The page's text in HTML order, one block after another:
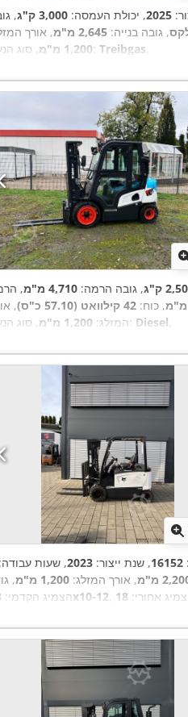
2025, יכולת העמסה: 3,000 ק"ג
,
, גובה בנייה: 2,645 מ"מ
, אורך
1,200 מ"מ, סוג הנעה: Treibgas,
ק"ג , גובה הרמה: 4,710 מ"מ
,
, כוח: 42 קילוואט (57.10 כ"ס)
,
המזלג: 1,200 מ"מ , סוג הנעה: Diesel,
16152, שנת ייצור: 2023, שעות עבודה:
מ"מ , אורך המזלג: 1,200 מ"מ
,
הצמיג הקדמי:23x10-12 צמיג אחורי: